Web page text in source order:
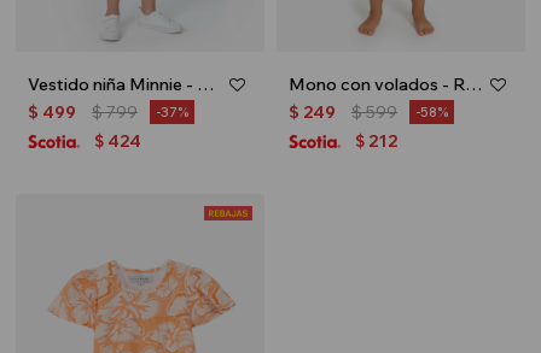
Vestido niña Minnie - Blanco
$ 499 $799 37
$ 424
Mono con volados - Rosa
$ 249 $599 58
$ 212